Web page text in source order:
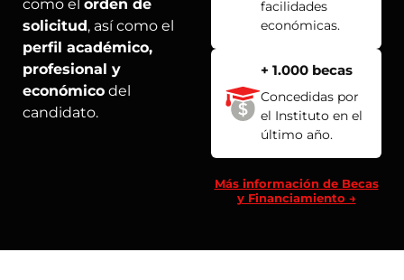
como el orden de
solicitud, así como el
perfil académico,
profesional y
económico del
candidato.
facilidades
económicas.
+ 1.000 becas
Concedidas por
el Instituto en el
último año.
Más información de Becas
y Financiamiento →